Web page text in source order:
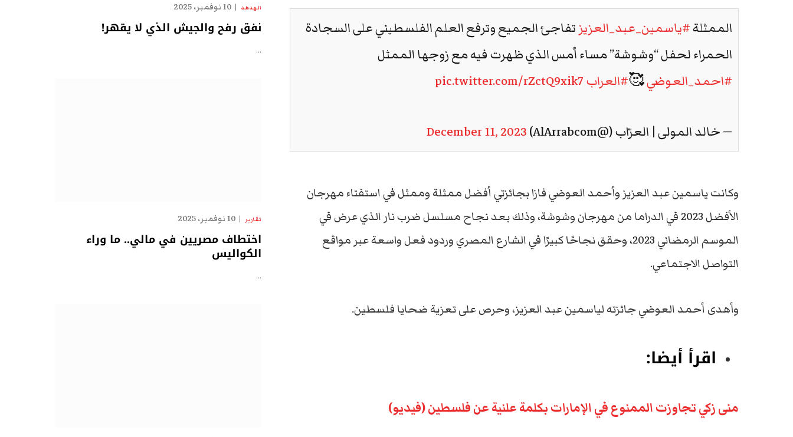
الممثلة#ياسمين_عبد_العزيز تفاجئ الجميع وترفع العلم الفلسطيني على السجادة
الحمراء لحفل “وشوشة” مساء أمس الذي ظهرت فيه مع زوجها الممثل
#احمد_العوضي🥰#العرابpic.twitter.com/rZctQ9xik7
— خالد المولى | العرّاب (@AlArrabcom) December 11, 2023
وكانت ياسمين عبد العزيز وأحمد العوضي فازا بجائزتي أفضل ممثلة وممثل في استفتاء مهرجان
الأفضل 2023 في الدراما من مهرجان وشوشة، وذلك بعد نجاح مسلسل ضرب نار الذي عرض في
الموسم الرمضاني 2023، وحقق نجاحًا كبيرًا في الشارع المصري وردود فعل واسعة عبر مواقع
التواصل الاجتماعي.
وأهدى أحمد العوضي جائزته لياسمين عبد العزيز، وحرص على تعزية ضحايا فلسطين.
اقرأ أيضا:
منى زكي تجاوزت الممنوع في الإمارات بكلمة علنية عن فلسطين (فيديو)
الهدهد 10 نوفمبر، 2025
نفق رفح والجيش الذي لا يقهر!
…
تقارير 10 نوفمبر، 2025
اختطاف مصريين في مالي.. ما وراء
الكواليس
…